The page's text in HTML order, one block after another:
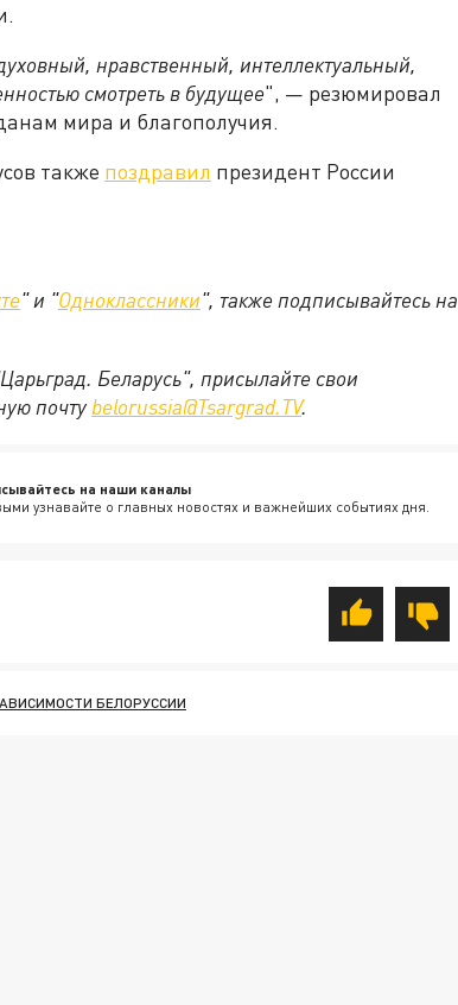
нравственный, интеллектуальный,
смотреть в будущее", — резюмировал
мира и благополучия.
также поздравил президент России
" и "Одноклассники", также подписывайтесь на
Беларусь", присылайте свои
почту belorussia@Tsargrad.TV.
на наши каналы
узнавайте о главных новостях и важнейших событиях дня.
БЕЛОРУССИИ